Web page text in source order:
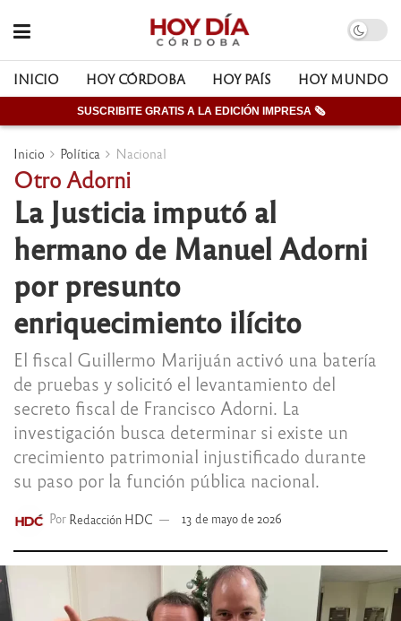
INICIO HOY CÓRDOBA HOY PAÍS HOY MUNDO
SUSCRIBITE GRATIS A LA EDICIÓN IMPRESA 🗞
Inicio Política Nacional
Otro Adorni
La Justicia imputó al
hermano de Manuel Adorni
por presunto
enriquecimiento ilícito
El fiscal Guillermo Marijuán activó una batería
de pruebas y solicitó el levantamiento del
secreto fiscal de Francisco Adorni. La
investigación busca determinar si existe un
crecimiento patrimonial injustificado durante
su paso por la función pública nacional.
Por Redacción HDC 13 de mayo de 2026